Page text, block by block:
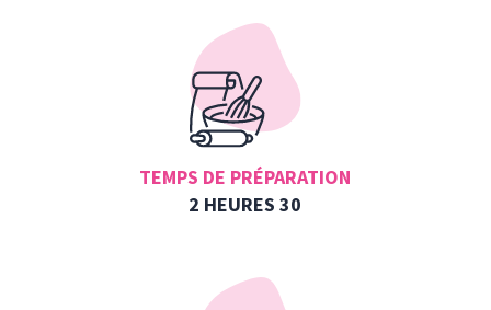
TEMPS DE PRÉPARATION
2 HEURES 30